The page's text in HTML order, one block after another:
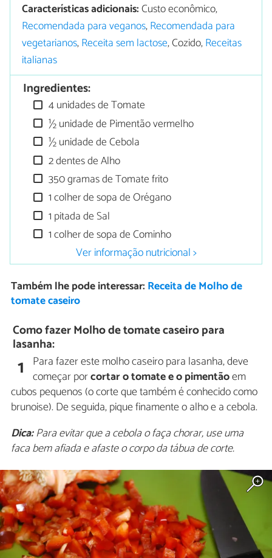
Características adicionais:Custo econômico,
Recomendada para veganos,Recomendada para
vegetarianos,Receita sem lactose, Cozido,Receitas
italianas
Ingredientes:
4 unidades de Tomate
½ unidade de Pimentão vermelho
½ unidade de Cebola
2 dentes de Alho
350 gramas de Tomate frito
1 colher de sopa de Orégano
1 pitada de Sal
1 colher de sopa de Cominho
Ver informação nutricional >
Também lhe pode interessar: Receita de Molho de
tomate caseiro
Como fazer Molho de tomate caseiro para
lasanha:
1 Para fazer este molho caseiro para lasanha, deve
começar porcortar o tomate e o pimentãoem
cubos pequenos (o corte que também é conhecido como
brunoise). De seguida, pique finamente o alho e a cebola.
Dica:Para evitar que a cebola o faça chorar, use uma
faca bem afiada e afaste o corpo da tábua de corte.